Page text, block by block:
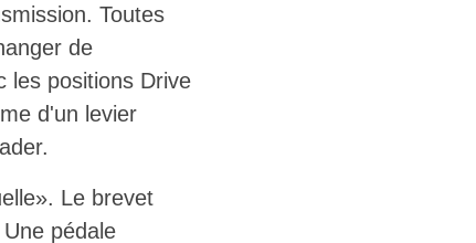
Toutes
de
les positions Drive
d'un levier
Le brevet
pédale